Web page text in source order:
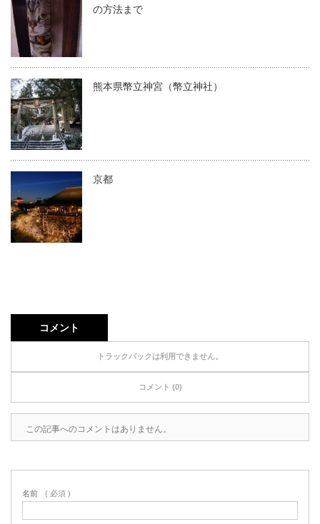
の方法まで
熊本県幣立神宮（幣立神社）
京都
コメント
トラックバックは利用できません。
コメント (0)
この記事へのコメントはありません。
名前 ( 必須 )